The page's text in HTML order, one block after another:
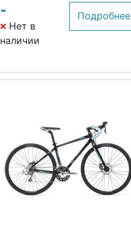
-
Нет в
наличии
Подробнее